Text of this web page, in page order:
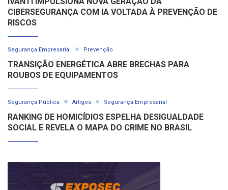
CIBERSEGURANÇA COM IA VOLTADA À PREVENÇÃO DE
RISCOS
Segurança Empresarial Prevenção
TRANSIÇÃO ENERGÉTICA ABRE BRECHAS PARA
ROUBOS DE EQUIPAMENTOS
Segurança Pública Artigos Segurança Empresarial
RANKING DE HOMICÍDIOS ESPELHA DESIGUALDADE
SOCIAL E REVELA O MAPA DO CRIME NO BRASIL